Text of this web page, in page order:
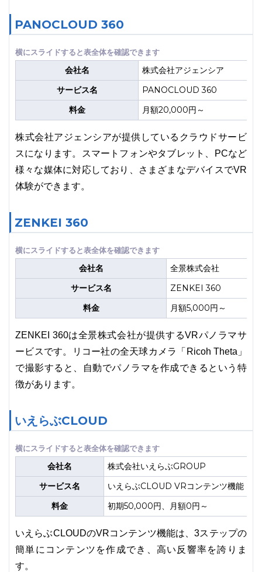
PANOCLOUD 360
会社名
株式会社アジェンシア
サービス名
PANOCLOUD 360
料金
月額20,000円～
株式会社アジェンシアが提供しているクラウドサービ
スになります。スマートフォンやタブレット、PCなど
様々な媒体に対応しており、さまざまなデバイスでVR
体験ができます。
ZENKEI 360
会社名
全景株式会社
サービス名
ZENKEI 360
料金
月額5,000円～
ZENKEI 360は全景株式会社が提供するVRパノラマサ
ービスです。リコー社の全天球カメラ「Ricoh Theta」
で撮影すると、自動でパノラマを作成できるという特
徴があります。
いえらぶCLOUD
会社名
株式会社いえらぶGROUP
サービス名
いえらぶCLOUD VRコンテンツ機能
料金
初期50,000円、月額0円～
いえらぶCLOUDのVRコンテンツ機能は、3ステップの
簡単にコンテンツを作成でき、高い反響率を誇りま
す。